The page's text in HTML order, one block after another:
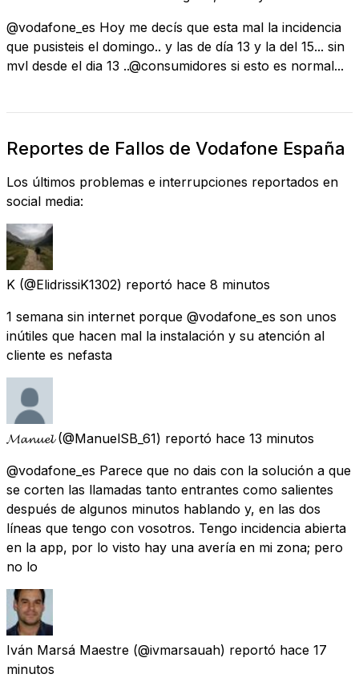
@vodafone_es Hoy me decís que esta mal la incidencia
que pusisteis el domingo.. y las de día 13 y la del 15... sin
mvl desde el dia 13 ..@consumidores si esto es normal...
Reportes de Fallos de Vodafone España
Los últimos problemas e interrupciones reportados en
social media:
K (@ElidrissiK1302) reportó hace 8 minutos
1 semana sin internet porque @vodafone_es son unos
inútiles que hacen mal la instalación y su atención al
cliente es nefasta
𝓜𝓪𝓷𝓾𝓮𝓵 (@ManuelSB_61) reportó hace 13 minutos
@vodafone_es Parece que no dais con la solución a que
se corten las llamadas tanto entrantes como salientes
después de algunos minutos hablando y, en las dos
líneas que tengo con vosotros. Tengo incidencia abierta
en la app, por lo visto hay una avería en mi zona; pero
no lo
Iván Marsá Maestre (@ivmarsauah) reportó hace 17
minutos